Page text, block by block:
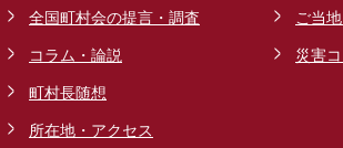
全国町村会の提言・調査
コラム・論説
町村長随想
所在地・アクセス
ご当
災害